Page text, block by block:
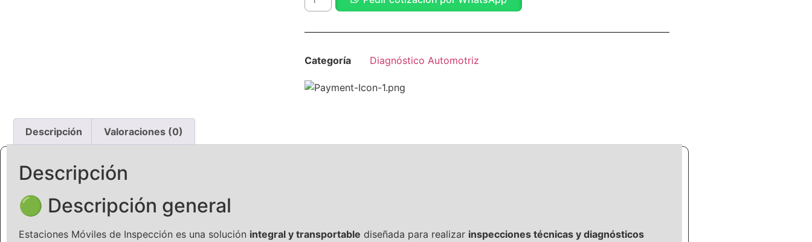
Categoría Diagnóstico Automotriz
Descripción Valoraciones (0)
Descripción
🟢 Descripción general
Estaciones Móviles de Inspección es una solución integral y transportable diseñada para realizar inspecciones técnicas y diagnósticos